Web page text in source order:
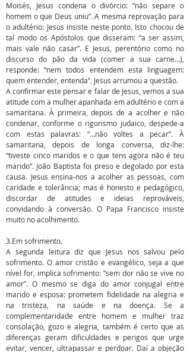
Moisés, Jesus condena o divórcio: “não separe o
homem o que Deus uniu”. A mesma reprovação para
o adultério: Jesus insiste neste ponto. Isto chocou de
tal modo os Apóstolos que disseram: “a ser assim,
mais vale não casar”. E Jesus, perentório como no
discurso do pão da vida (comer a sua carne…),
responde: “nem todos entendem esta linguagem:
quem entender, entenda”. Jesus arrumou a questão.
A confirmar este pensar e falar de Jesus, vemos a sua
atitude com a mulher apanhada em adultério e com a
samaritana. À primeira, depois de a acolher e não
condenar, conforme o rigorismo judaico, despede-a
com estas palavras: “…não voltes a pecar”. À
samaritana, depois de longa conversa, diz-lhe:
“tiveste cinco maridos e o que tens agora não é teu
marido”. João Baptista foi preso e degolado por esta
causa. Jesus ensina-nos a acolher as pessoas, com
caridade e tolerância; mas é honesto e pedagógico,
discordar de atitudes e ideias reprováveis,
convidando à conversão. O Papa Francisco insiste
muito no acolhimento.
3.Em sofrimento.
A segunda leitura diz que Jesus nos salvou pelo
sofrimento. O amor cristão e evangélico, seja a que
nível for, implica sofrimento: “sem dor não se vive no
amor”. O mesmo se diga do amor conjugal entre
marido e esposa: prometem fidelidade na alegria e
na tristeza, na saúde e na doença. Se a
complementaridade entre homem e mulher traz
consolação, gozo e alegria, também é certo que as
diferenças geram dificuldades e perigos que urge
evitar, vencer, ultrapassar e perdoar. Daí a objeção